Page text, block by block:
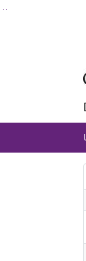
Ga naar de